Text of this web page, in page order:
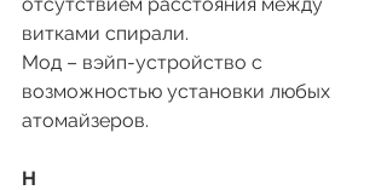
витками спирали.
Мод – вэйп-устройство с
возможностью установки любых
атомайзеров.
Н